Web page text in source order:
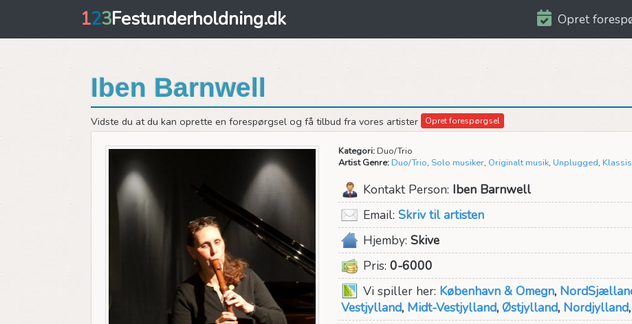
123Festunderholdning.dk Opret
Iben Barnwell
Vidste du at du kan oprette en forespørgsel og få tilbud fra vores artister Opret forespørgsel
Kategori: Duo/Trio
Artist Genre: Duo/Trio, Solo musiker, Originalt musik, Unplugged,
Kontakt Person: Iben Barnwell
Email:Skriv til artisten
Hjemby:Skive
Pris:0-6000
Vi spiller her: København & Omegn,
Vestjylland, Midt-Vestjylland,Østjylland, Nordjylland,